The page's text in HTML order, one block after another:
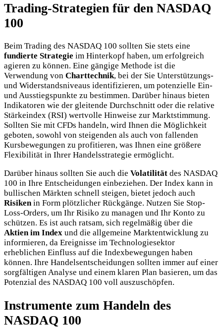
Trading-Strategien für den NASDAQ
100
Beim Trading des NASDAQ 100 sollten Sie stets eine
fundierte Strategie im Hinterkopf haben, um erfolgreich
agieren zu können. Eine gängige Methode ist die
Verwendung von Charttechnik, bei der Sie Unterstützungs-
und Widerstandsniveaus identifizieren, um potenzielle Ein-
und Ausstiegspunkte zu bestimmen. Darüber hinaus bieten
Indikatoren wie der gleitende Durchschnitt oder die relative
Stärkeindex (RSI) wertvolle Hinweise zur Marktstimmung.
Sollten Sie mit CFDs handeln, wird Ihnen die Möglichkeit
geboten, sowohl von steigenden als auch von fallenden
Kursbewegungen zu profitieren, was Ihnen eine größere
Flexibilität in Ihrer Handelsstrategie ermöglicht.
Darüber hinaus sollten Sie auch die Volatilität des NASDAQ
100 in Ihre Entscheidungen einbeziehen. Der Index kann in
bullischen Märkten schnell steigen, bietet jedoch auch
Risikenin Form plötzlicher Rückgänge. Nutzen Sie Stop-
Loss-Orders, um Ihr Risiko zu managen und Ihr Konto zu
schützen. Es ist auch ratsam, sich regelmäßig über die
Aktien im Index und die allgemeine Marktentwicklung zu
informieren, da Ereignisse im Technologiesektor
erheblichen Einfluss auf die Indexbewegungen haben
können. Ihre Handelsentscheidungen sollten immer auf einer
sorgfältigen Analyse und einem klaren Plan basieren, um das
Potenzial des NASDAQ 100 voll auszuschöpfen.
Instrumente zum Handeln des
NASDAQ 100